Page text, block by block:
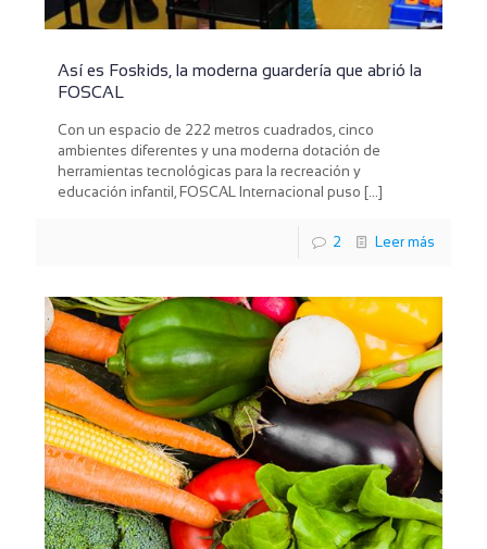
Así es Foskids, la moderna guardería que abrió la
FOSCAL
Con un espacio de 222 metros cuadrados, cinco
ambientes diferentes y una moderna dotación de
herramientas tecnológicas para la recreación y
educación infantil, FOSCAL Internacional puso […]
2 Leer más